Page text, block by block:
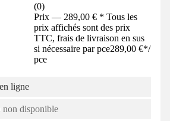
(0)
Prix — 289,00 € * Tous les
prix affichés sont des prix
TTC, frais de livraison en sus
si nécessaire par pce289,00 €*/
pce
ligne
non disponible